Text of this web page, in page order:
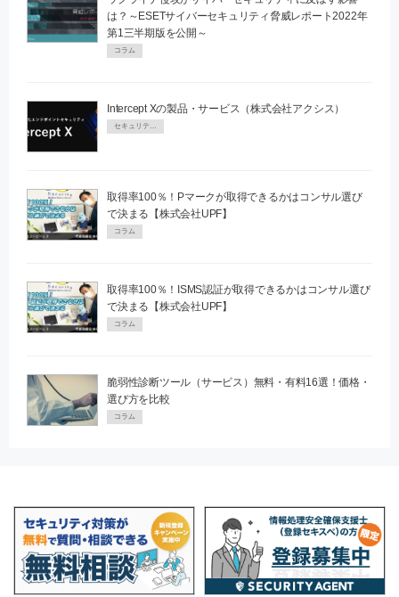
は？～ESETサイバーセキュリティ脅威レポート2022年
第1三半期版を公開～
コラム
Intercept Xの製品・サービス（株式会社アクシス）
セキュリティPR
取得率100％！Pマークが取得できるかはコンサル選び
で決まる【株式会社UPF】
コラム
取得率100％！ISMS認証が取得できるかはコンサル選び
で決まる【株式会社UPF】
コラム
脆弱性診断ツール（サービス）無料・有料16選！価格・
選び方を比較
コラム